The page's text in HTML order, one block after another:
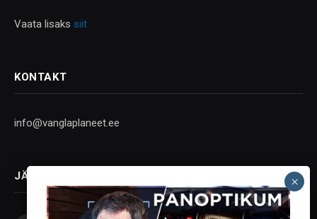
Vaata lisaks siit
KONTAKT
info@vanglaplaneet.ee
JÄLGI SOTSIAALMEEDIAS